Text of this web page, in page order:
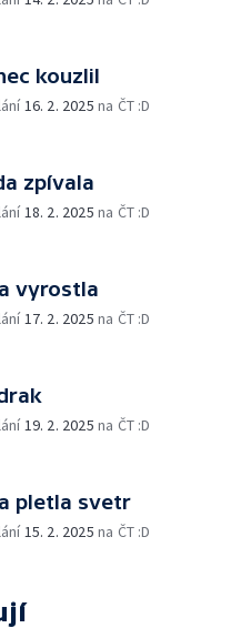
kouzlil
16. 2. 2025 na ČT :D
zpívala
18. 2. 2025 na ČT :D
vyrostla
17. 2. 2025 na ČT :D
19. 2. 2025 na ČT :D
pletla svetr
15. 2. 2025 na ČT :D